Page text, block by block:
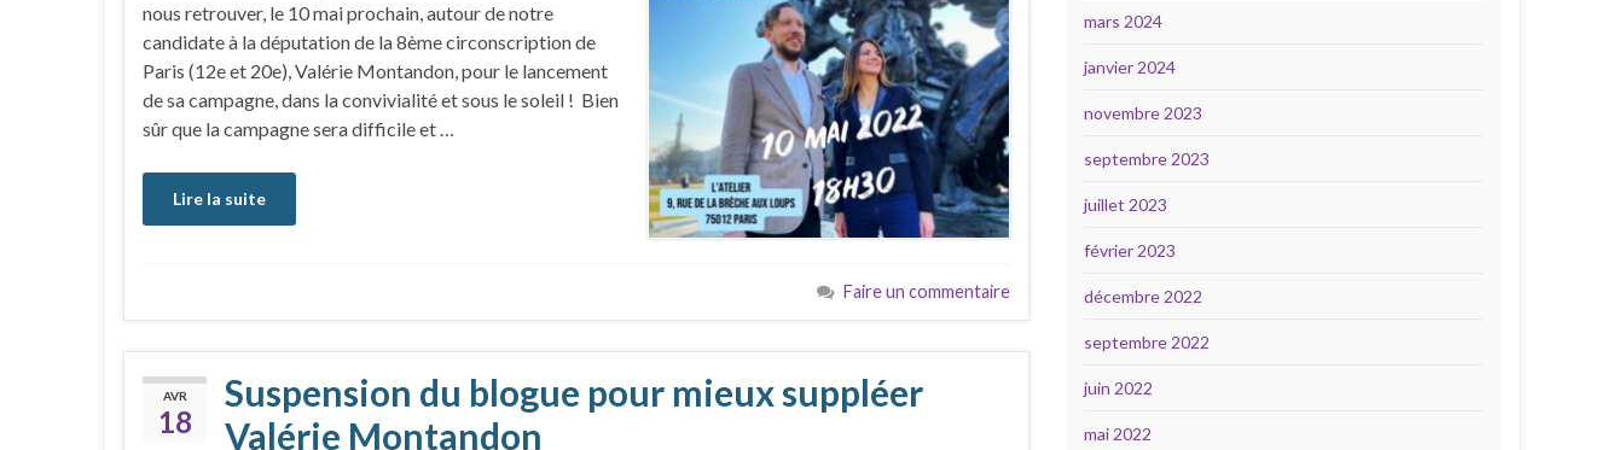
nous retrouver, le 10 mai prochain, autour de notre
candidate à la députation de la 8ème circonscription de
Paris (12e et 20e), Valérie Montandon, pour le lancement
de sa campagne, dans la convivialité et sous le soleil ! Bien
sûr que la campagne sera difficile et …
Lire la suite
Faire un commentaire
AVR
18
Suspension du blogue pour mieux suppléer
Valérie Montandon
mars 2024
janvier 2024
novembre 2023
septembre 2023
juillet 2023
février 2023
décembre 2022
septembre 2022
juin 2022
mai 2022